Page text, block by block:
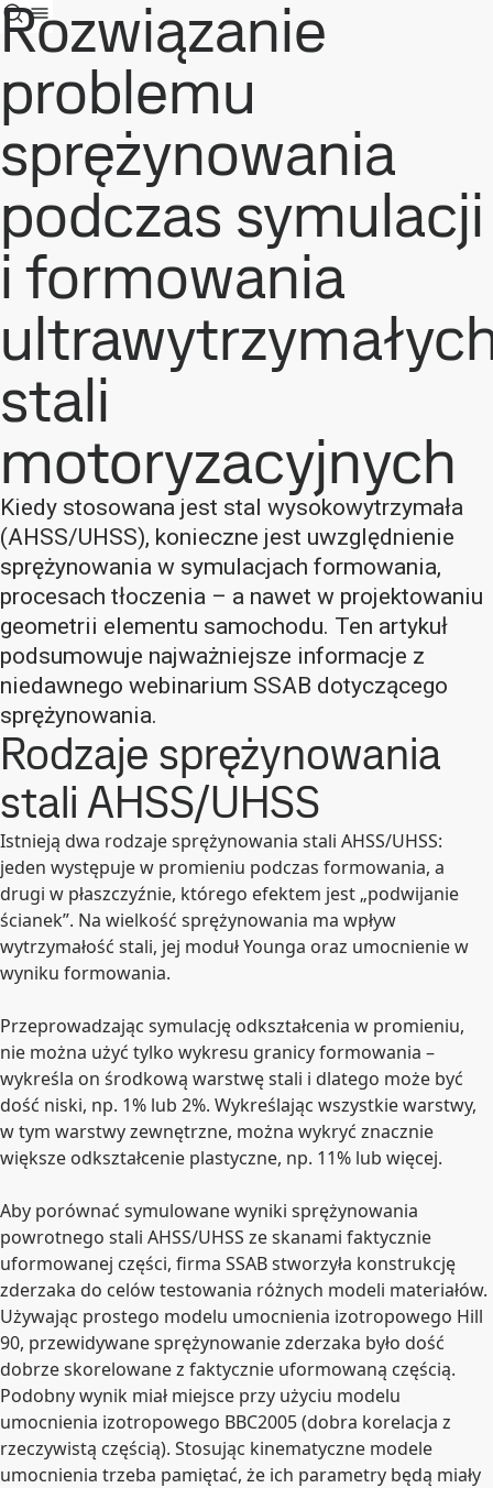
Rozwiązanie
problemu
sprężynowania
podczas symulacji
i formowania
stali
motoryzacyjnych
Kiedy stosowana jest stal wysokowytrzymała
(AHSS/UHSS), konieczne jest uwzględnienie
sprężynowania w symulacjach formowania,
procesach tłoczenia – a nawet w projektowaniu
geometrii elementu samochodu. Ten artykuł
podsumowuje najważniejsze informacje z
niedawnego webinarium SSAB dotyczącego
sprężynowania.
Rodzaje sprężynowania
stali AHSS/UHSS
Istnieją dwa rodzaje sprężynowania stali AHSS/UHSS:
jeden występuje w promieniu podczas formowania, a
drugi w płaszczyźnie, którego efektem jest „podwijanie
ścianek”. Na wielkość sprężynowania ma wpływ
wytrzymałość stali, jej moduł Younga oraz umocnienie w
wyniku formowania.
Przeprowadzając symulację odkształcenia w promieniu,
nie można użyć tylko wykresu granicy formowania –
wykreśla on środkową warstwę stali i dlatego może być
dość niski, np. 1% lub 2%. Wykreślając wszystkie warstwy,
w tym warstwy zewnętrzne, można wykryć znacznie
większe odkształcenie plastyczne, np. 11% lub więcej.
Aby porównać symulowane wyniki sprężynowania
powrotnego stali AHSS/UHSS ze skanami faktycznie
uformowanej części, firma SSAB stworzyła konstrukcję
zderzaka do celów testowania różnych modeli materiałów.
Używając prostego modelu umocnienia izotropowego Hill
90, przewidywane sprężynowanie zderzaka było dość
dobrze skorelowane z faktycznie uformowaną częścią.
Podobny wynik miał miejsce przy użyciu modelu
umocnienia izotropowego BBC2005 (dobra korelacja z
rzeczywistą częścią). Stosując kinematyczne modele
umocnienia trzeba pamiętać, że ich parametry będą miały